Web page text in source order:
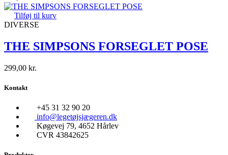
Tilføj til kurv
DIVERSE
THE SIMPSONS FORSEGLET POSE
299,00 kr.
Kontakt
+45 31 32 90 20
info@legetøjsjægeren.dk
Køgevej 79, 4652 Hårlev
CVR 43842625